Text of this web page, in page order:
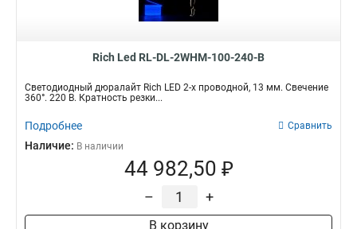
Rich Led RL-DL-2WHM-100-240-B
Светодиодный дюралайт Rich LED 2-х проводной, 13 мм. Свечение
360°. 220 В. Кратность резки...
Подробнее Сравнить
Наличие: В наличии
44 982,50 ₽
– +
В корзину